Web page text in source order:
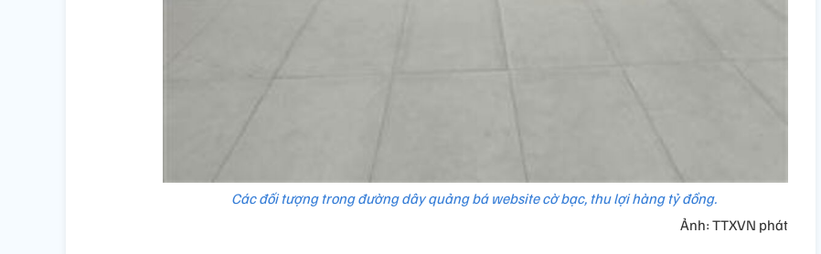
Các đối tượng trong đường dây quảng bá website cờ bạc, thu lợi hàng tỷ đồng.
Ảnh: TTXVN phát